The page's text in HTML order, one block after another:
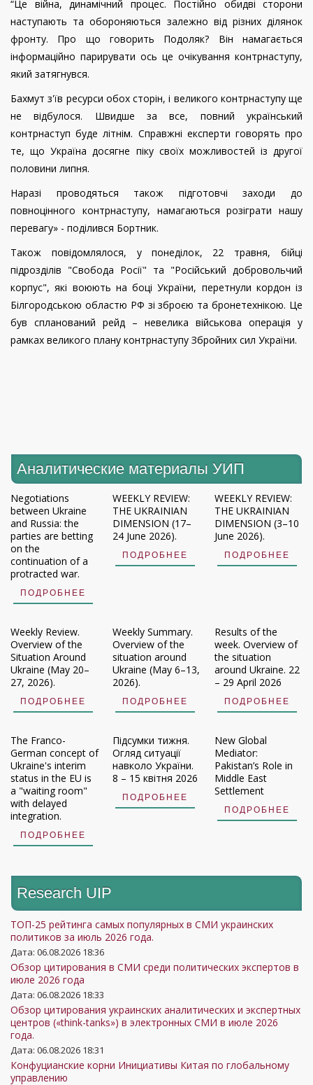
“Це війна, динамічний процес. Постійно обидві сторони
наступають та обороняються залежно від різних ділянок
фронту. Про що говорить Подоляк? Він намагається
інформаційно парирувати ось це очікування контрнаступу,
який затягнувся.
Бахмут з'їв ресурси обох сторін, і великого контрнаступу ще
не відбулося. Швидше за все, повний український
контрнаступ буде літнім. Справжні експерти говорять про
те, що Україна досягне піку своїх можливостей із другої
половини липня.
Наразі проводяться також підготовчі заходи до
повноцінного контрнаступу, намагаються розіграти нашу
перевагу» - поділився Бортник.
Також повідомлялося, у понеділок, 22 травня, бійці
підрозділів "Свобода Росії" та "Російський добровольчий
корпус", які воюють на боці України, перетнули кордон із
Білгородською областю РФ зі зброєю та бронетехнікою. Це
був спланований рейд – невелика військова операція у
рамках великого плану контрнаступу Збройних сил України.
Аналитические материалы УИП
Negotiations
between Ukraine
and Russia: the
parties are betting
on the
continuation of a
protracted war.
ПОДРОБНЕЕ
WEEKLY REVIEW:
THE UKRAINIAN
DIMENSION (17–
24 June 2026).
ПОДРОБНЕЕ
WEEKLY REVIEW:
THE UKRAINIAN
DIMENSION (3–10
June 2026).
ПОДРОБНЕЕ
Weekly Review.
Overview of the
Situation Around
Ukraine (May 20–
27, 2026).
ПОДРОБНЕЕ
Weekly Summary.
Overview of the
situation around
Ukraine (May 6–13,
2026).
ПОДРОБНЕЕ
Results of the
week. Overview of
the situation
around Ukraine. 22
– 29 April 2026
ПОДРОБНЕЕ
The Franco-
German concept of
Ukraine's interim
status in the EU is
a "waiting room"
with delayed
integration.
ПОДРОБНЕЕ
Підсумки тижня.
Огляд ситуації
навколо України.
8 – 15 квітня 2026
ПОДРОБНЕЕ
New Global
Mediator:
Pakistan’s Role in
Middle East
Settlement
ПОДРОБНЕЕ
Research UIP
ТОП-25 рейтинга самых популярных в СМИ украинских
политиков за июль 2026 года.
Дата: 06.08.2026 18:36
Обзор цитирования в СМИ среди политических экспертов в
июле 2026 года
Дата: 06.08.2026 18:33
Обзор цитирования украинских аналитических и экспертных
центров («think-tanks») в электронных СМИ в июле 2026
года.
Дата: 06.08.2026 18:31
Конфуцианские корни Инициативы Китая по глобальному
управлению